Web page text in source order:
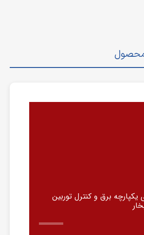
برق و کنترل توربین